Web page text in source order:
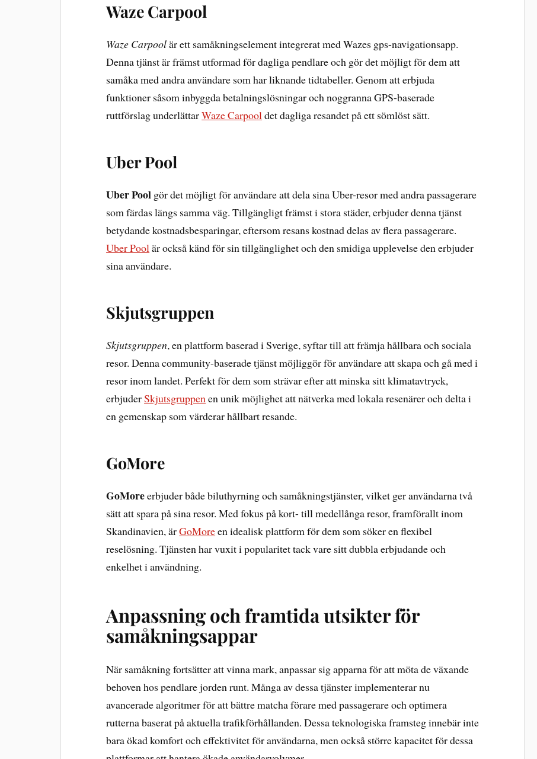
Waze Carpool
Waze Carpoolär ett samåkningselement integrerat med Wazes gps-navigationsapp.
Denna tjänst är främst utformad för dagliga pendlare och gör det möjligt för dem att
samåka med andra användare som har liknande tidtabeller. Genom att erbjuda
funktioner såsom inbyggda betalningslösningar och noggranna GPS-baserade
ruttförslag underlättarWaze Carpooldet dagliga resandet på ett sömlöst sätt.
Uber Pool
Uber Pool gör det möjligt för användare att dela sina Uber-resor med andra passagerare
som färdas längs samma väg. Tillgängligt främst i stora städer, erbjuder denna tjänst
betydande kostnadsbesparingar, eftersom resans kostnad delas av flera passagerare.
Uber Poolär också känd för sin tillgänglighet och den smidiga upplevelse den erbjuder
sina användare.
Skjutsgruppen
Skjutsgruppen, en plattform baserad i Sverige, syftar till att främja hållbara och sociala
resor. Denna community-baserade tjänst möjliggör för användare att skapa och gå med i
resor inom landet. Perfekt för dem som strävar efter att minska sitt klimatavtryck,
erbjuderSkjutsgruppenen unik möjlighet att nätverka med lokala resenärer och delta i
en gemenskap som värderar hållbart resande.
GoMore
GoMoreerbjuder både biluthyrning och samåkningstjänster, vilket ger användarna två
sätt att spara på sina resor. Med fokus på kort- till medellånga resor, framförallt inom
Skandinavien, ärGoMoreen idealisk plattform för dem som söker en flexibel
reselösning. Tjänsten har vuxit i popularitet tack vare sitt dubbla erbjudande och
enkelhet i användning.
Anpassning och framtida utsikter för
samåkningsappar
När samåkning fortsätter att vinna mark, anpassar sig apparna för att möta de växande
behoven hos pendlare jorden runt. Många av dessa tjänster implementerar nu
avancerade algoritmer för att bättre matcha förare med passagerare och optimera
rutterna baserat på aktuella trafikförhållanden. Dessa teknologiska framsteg innebär inte
bara ökad komfort och effektivitet för användarna, men också större kapacitet för dessa